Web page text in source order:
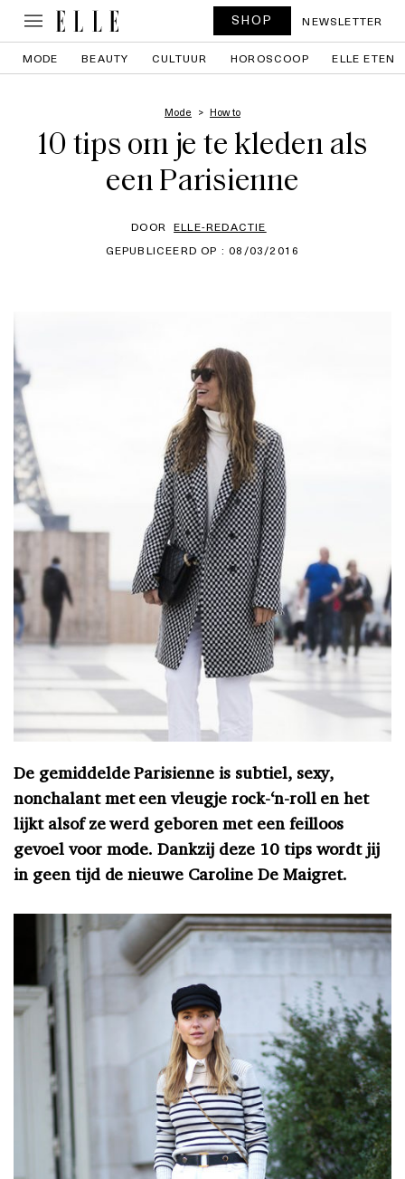
SHOP NEWSLETTER
MODE BEAUTY CULTUUR HOROSCOOP ELLE ETEN
Mode How to
10 tips om je te kleden als
een Parisienne
DOOR ELLE-REDACTIE
GEPUBLICEERD OP : 08/03/2016
De gemiddelde Parisienne is subtiel, sexy,
nonchalant met een vleugje rock-‘n-roll en het
lijkt alsof ze werd geboren met een feilloos
gevoel voor mode. Dankzij deze 10 tips wordt jij
in geen tijd de nieuwe Caroline De Maigret.